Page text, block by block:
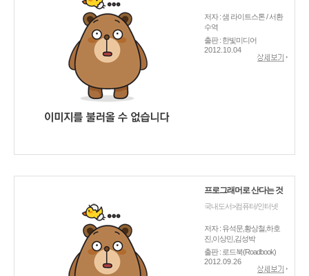
저자 : 샘 라이트스톤 / 서환
수역
출판 : 한빛미디어
2012.10.04
프로그래머로 산다는 것
국내도서>컴퓨터/인터넷
저자 : 유석문,황상철,하호
진,이상민,김성박
출판 : 로드북(Roadbook)
2012.09.26